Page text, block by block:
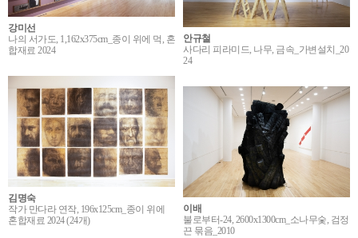
강미선
나의 서가도, 1,162x375cm_종이 위에 먹, 혼
합재료 2024
안규철
사다리 피라미드, 나무, 금속_가변설치_20
24
김명숙
작가 만다라 연작, 196x125cm_종이 위에
혼합재료 2024 (24개)
이배
불로부터-24, 2600x1300cm_소나무숯, 검정
끈 묶음_2010